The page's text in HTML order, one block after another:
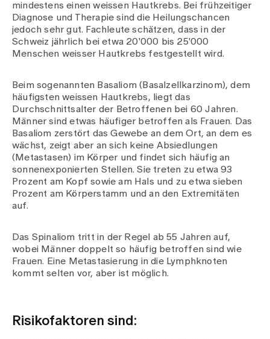
Jobs & Karriere
Kontakt
Medien
Publikationen
mindestens einen weissen Hautkrebs. Bei frühzeitiger
Diagnose und Therapie sind die Heilungschancen
jedoch sehr gut. Fachleute schätzen, dass in der
Schweiz jährlich bei etwa 20'000 bis 25'000
Menschen weisser Hautkrebs festgestellt wird.
Beim sogenannten Basaliom (Basalzellkarzinom), dem
häufigsten weissen Hautkrebs, liegt das
Durchschnittsalter der Betroffenen bei 60 Jahren.
Männer sind etwas häufiger betroffen als Frauen. Das
Basaliom zerstört das Gewebe an dem Ort, an dem es
wächst, zeigt aber an sich keine Absiedlungen
(Metastasen) im Körper und findet sich häufig an
sonnenexponierten Stellen. Sie treten zu etwa 93
Prozent am Kopf sowie am Hals und zu etwa sieben
Prozent am Körperstamm und an den Extremitäten
auf.
Das Spinaliom tritt in der Regel ab 55 Jahren auf,
wobei Männer doppelt so häufig betroffen sind wie
Frauen. Eine Metastasierung in die Lymphknoten
kommt selten vor, aber ist möglich.
Risikofaktoren sind: